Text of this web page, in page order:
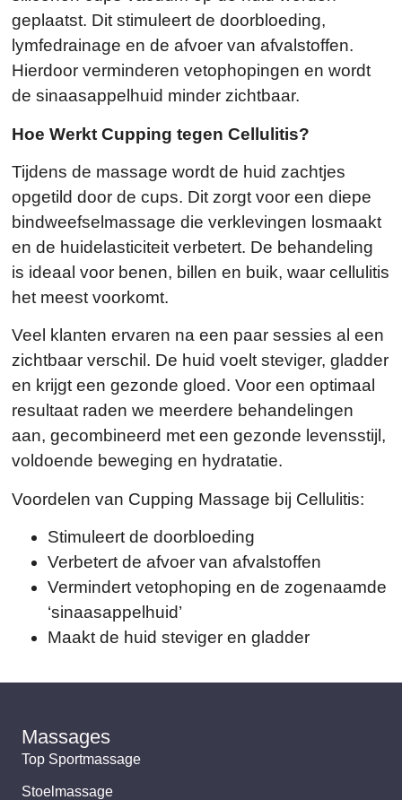
geplaatst. Dit stimuleert de doorbloeding,
lymfedrainage en de afvoer van afvalstoffen.
Hierdoor verminderen vetophopingen en wordt
de sinaasappelhuid minder zichtbaar.
Hoe Werkt Cupping tegen Cellulitis?
Tijdens de massage wordt de huid zachtjes
opgetild door de cups. Dit zorgt voor een diepe
bindweefselmassage die verklevingen losmaakt
en de huidelasticiteit verbetert. De behandeling
is ideaal voor benen, billen en buik, waar cellulitis
het meest voorkomt.
Veel klanten ervaren na een paar sessies al een
zichtbaar verschil. De huid voelt steviger, gladder
en krijgt een gezonde gloed. Voor een optimaal
resultaat raden we meerdere behandelingen
aan, gecombineerd met een gezonde levensstijl,
voldoende beweging en hydratatie.
Voordelen van Cupping Massage bij Cellulitis:
Stimuleert de doorbloeding
Verbetert de afvoer van afvalstoffen
Vermindert vetophoping en de zogenaamde
‘sinaasappelhuid’
Maakt de huid steviger en gladder
Massages
Top Sportmassage
Stoelmassage